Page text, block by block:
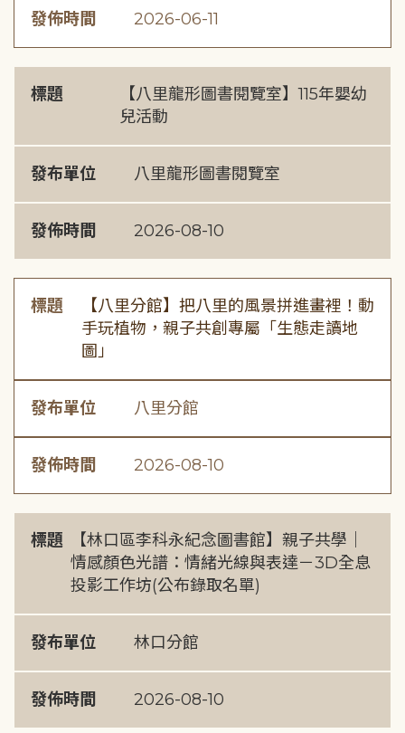
發佈時間 2026-06-11
標題
【八里龍形圖書閱覽室】115年嬰幼
兒活動
發布單位 八里龍形圖書閱覽室
發佈時間 2026-08-10
標題
【八里分館】把八里的風景拼進畫裡！動
手玩植物，親子共創專屬「生態走讀地
圖」
發布單位 八里分館
發佈時間 2026-08-10
標題
【林口區李科永紀念圖書館】親子共學｜
情感顏色光譜：情緒光線與表達－3D全息
投影工作坊(公布錄取名單)
發布單位 林口分館
發佈時間 2026-08-10